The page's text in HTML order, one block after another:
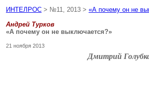
ИНТЕЛРОС > №11, 2013 > «А почему он не
Андрей Турков
«А почему он не выключается?»
21 ноября 2013
Дмитрий